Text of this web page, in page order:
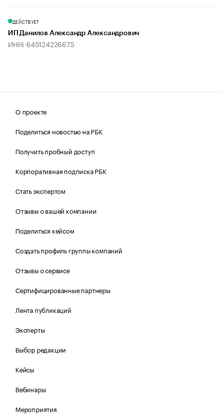
ДЕЙСТВУЕТ
ИП Данилов Александр Александрович
ИНН: 645124226675
О проекте
Поделиться новостью на РБК
Получить пробный доступ
Корпоративная подписка РБК
Стать экспертом
Отзывы о вашей компании
Поделиться кейсом
Создать профиль группы компаний
Отзывы о сервисе
Сертифицированные партнеры
Лента публикаций
Эксперты
Выбор редакции
Кейсы
Вебинары
Мероприятия